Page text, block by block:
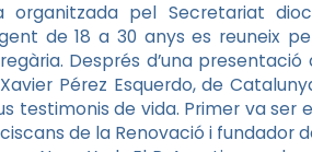
organitzada pel Secretariat
de 18 a 30 anys es reuneix
Després d’una
Pérez Esquerdo, de
testimonis de vida. Primer va ser
de la Renovació i fundador